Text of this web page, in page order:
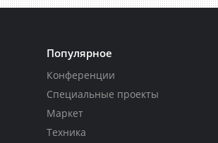
Популярное
Конференции
Специальные проекты
Маркет
Техника